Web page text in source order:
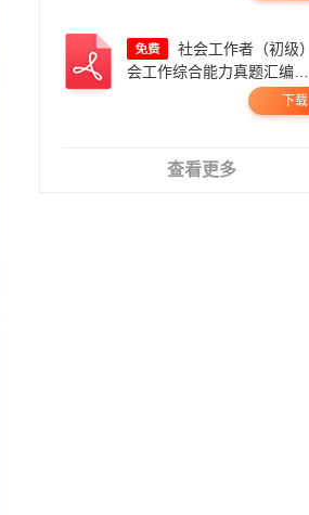
会工作综合能力真题汇编
（2023-2025）.pdf
下载
查看更多